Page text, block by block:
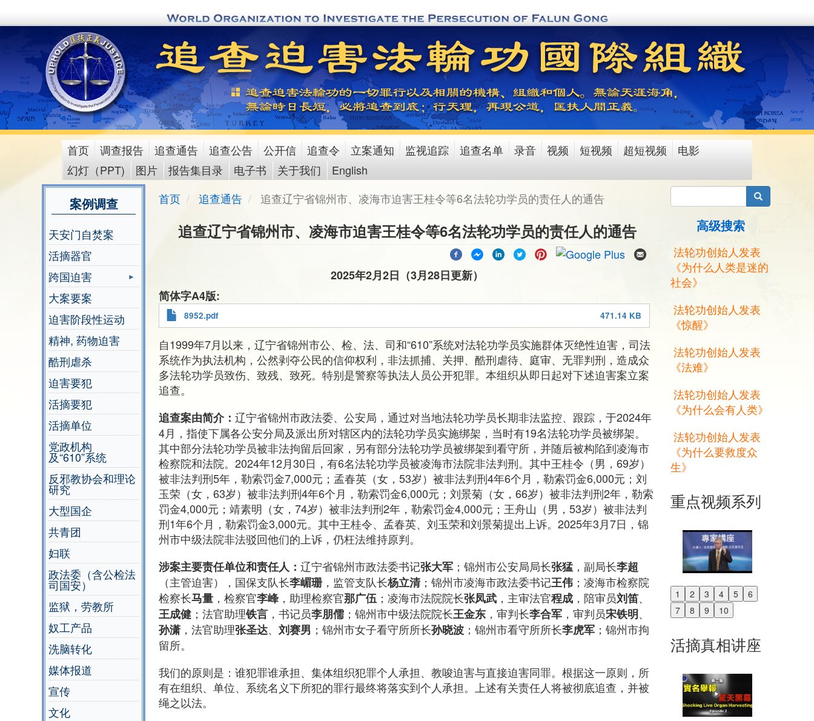
to
content
main
menu
首页 调查报告 追查通告 追查公告 公开信 追查令 立案通知 监视追踪 追查名单 录音 视频 短视频 超短视频
电影
幻灯（PPT)
图片 报告集目录 电子书 关于我们 English
案例调查
天安门自焚案
活摘器官
跨国迫害
大案要案
迫害阶段性运动
精神, 药物迫害
酷刑虐杀
迫害要犯
活摘要犯
活摘单位
党政机构
及“610”系统
反邪教协会和理论
研究
大型国企
共青团
妇联
政法委（含公检法
司国安）
监狱，劳教所
奴工产品
洗脑转化
媒体报道
宣传
文化
首页 追查通告 追查辽宁省锦州市、凌海市迫害王桂令等6名法轮功学员的责任人的通告
追查辽宁省锦州市、凌海市迫害王桂令等6名法轮功学员的责任人的通告
2025年2月2日（3月28日更新）
简体字A4版
8952.pdf 471.14 KB
自1999年7月以来，辽宁省锦州市公、检、法、司和“610”系统对法轮功学员实施群体灭绝性迫害，司法
系统作为执法机构，公然剥夺公民的信仰权利，非法抓捕、关押、酷刑虐待、庭审、无罪判刑，造成众
多法轮功学员致伤、致残、致死。特别是警察等执法人员公开犯罪。本组织从即日起对下述迫害案立案
追查。
追查案由简介： 辽宁省锦州市政法委、公安局，通过对当地法轮功学员长期非法监控、跟踪，于2024年
4月，指使下属各公安分局及派出所对辖区内的法轮功学员实施绑架，当时有19名法轮功学员被绑架。
其中部分法轮功学员被非法拘留后回家，另有部分法轮功学员被绑架到看守所，并随后被构陷到凌海市
检察院和法院。2024年12月30日，有6名法轮功学员被凌海市法院非法判刑。其中王桂令（男，69岁）
被非法判刑5年，勒索罚金7,000元；孟春英（女，53岁）被非法判刑4年6个月，勒索罚金6,000元；刘
玉荣（女，63岁）被非法判刑4年6个月，勒索罚金6,000元；刘景菊（女，66岁）被非法判刑2年，勒索
罚金4,000元；靖素明（女，74岁）被非法判刑2年，勒索罚金4,000元；王舟山（男，53岁）被非法判
刑1年6个月，勒索罚金3,000元。其中王桂令、孟春英、刘玉荣和刘景菊提出上诉。2025年3月7日，锦
州市中级法院非法驳回他们的上诉，仍枉法维持原判。
涉案主要责任单位和责任人： 辽宁省锦州市政法委书记张大军 ；锦州市公安局局长张猛 ，副局长李超
（主管迫害），国保支队长李嵋珊 ，监管支队长杨立清；锦州市凌海市政法委书记王伟 ；凌海市检察院
检察长马量 ，检察官李峰 ，助理检察官那广伍 ；凌海市法院院长张凤武 ，主审法官程成 ，陪审员刘笛、
王成健 ；法官助理铁言 ，书记员李朋儒 ；锦州市中级法院院长王金东 ，审判长李合军 ，审判员宋铁明、
孙潇 ，法官助理张圣达、 刘赛男 ；锦州市女子看守所所长孙晓波 ；锦州市看守所所长李虎军 ；锦州市拘
留所。
我们的原则是：谁犯罪谁承担、集体组织犯罪个人承担、教唆迫害与直接迫害同罪。根据这一原则，所
有在组织、单位、系统名义下所犯的罪行最终将落实到个人承担。上述有关责任人将被彻底追查，并被
绳之以法。
搜索
高级搜索
法轮功创始人发表
《为什么人类是迷的
社会》
法轮功创始人发表
《惊醒》
法轮功创始人发表
《法难》
法轮功创始人发表
《为什么会有人类》
法轮功创始人发表
《为什么要救度众
生》
重点视频系列
1 2 3 4 5
6
7
8 9 10
Previous
Next
活摘真相讲座